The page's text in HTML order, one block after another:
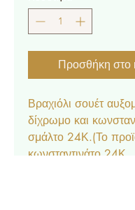
Προσθήκη στο
Βραχιόλι σουέτ
δίχρωμο και
σμάλτο 24Κ.(Το
κωνσταντινάτο 24Κ